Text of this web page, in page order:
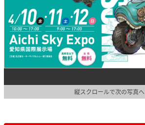
縦スクロールで次の写真へ